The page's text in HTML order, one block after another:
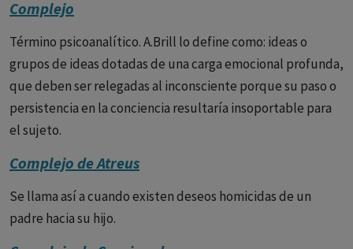
Complejo
Término psicoanalítico. A.Brill lo define como: ideas o
grupos de ideas dotadas de una carga emocional profunda,
que deben ser relegadas al inconsciente porque su paso o
persistencia en la conciencia resultaría insoportable para
el sujeto.
Complejo de Atreus
Se llama así a cuando existen deseos homicidas de un
padre hacia su hijo.